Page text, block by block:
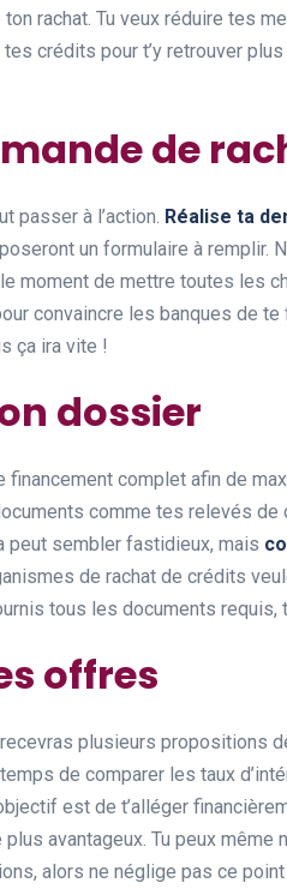
rachat. Tu veux réduire tes
crédits pour t’y retrouver
de
passer à l’action. Réalise ta
un formulaire à remplir.
moment de mettre toutes les
convaincre les banques de te
ça ira vite !
dossier
complet afin de
comme tes relevés
peut sembler fastidieux, mais
de rachat de crédits
tous les documents requis,
offres
plusieurs propositions
de comparer les taux
est de t’alléger
avantageux. Tu peux
alors ne néglige pas ce point